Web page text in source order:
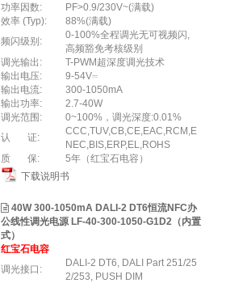
功率因数:
PF>0.9/230V~(满载)
效率 (Typ):
88%(满载)
频闪级别:
0-100%全程调光无可视频闪,
高频豁免考核级别
调光输出:
T-PWM超深度调光技术
输出电压:
9-54V⎓
输出电流:
300-1050mA
输出功率:
2.7-40W
调光范围:
0~100%，调光深度:0.01%
认 证:
CCC,TUV,CB,CE,EAC,RCM,E
NEC,BIS,ERP,EL,ROHS
质 保:
5年（红宝石电容）
下载说明书
40W 300-1050mA DALI-2 DT6恒流NFC办
公线性调光电源 LF-40-300-1050-G1D2（内置
式）
红宝石电容
调光接口:
DALI-2 DT6, DALI Part 251/25
2/253, PUSH DIM